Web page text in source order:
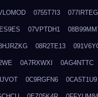
0755T7I3 077IRTEG
07VPTDH1
08R2TE13
0A7RXWXI 0AG4NTTC
0C9RGFN6 0CA5T1U9